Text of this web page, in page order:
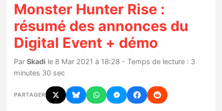
Actualités
Jeux
Hardware
Mises à jour
Monster Hunter Rise :
résumé des annonces du
Digital Event + démo
ParSkadi le 8 Mar 2021 à 18:28 - Temps de lecture : 3
minutes 30 sec
PARTAGER